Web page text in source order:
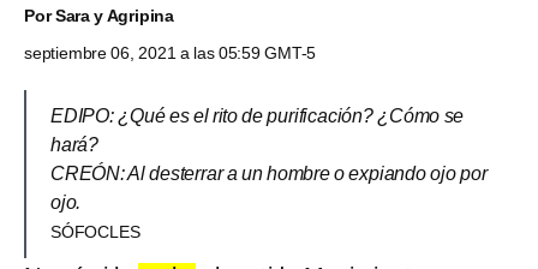
PorSara y Agripina
septiembre 06, 2021 a las 05:59 GMT-5
EDIPO: ¿Qué es el rito de purificación? ¿Cómo se
hará?
CREÓN: Al desterrar a un hombre o expiando ojo por
ojo.
SÓFOCLES